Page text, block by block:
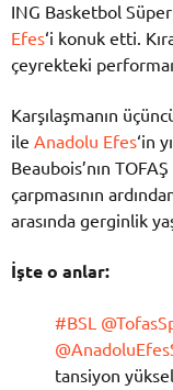
ING Basketbol Süper
Efes‘i konuk etti.
çeyrekteki
Karşılaşmanın
ile Anadolu Efes‘in
Beaubois’nın
çarpmasının
arasında gerginlik
İşte o anlar:
#BSL
tansiyon